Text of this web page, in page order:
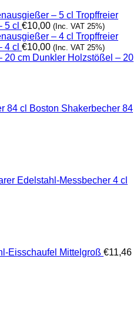
Tropffreier
5 cl €10,00 (Inc. VAT 25%)
Tropffreier
4 cl €10,00 (Inc. VAT 25%)
Dunkler Holzstößel – 20
Boston Shakerbecher 84
Edelstahl-Messbecher 4 cl
Eisschaufel Mittelgroß €11,46